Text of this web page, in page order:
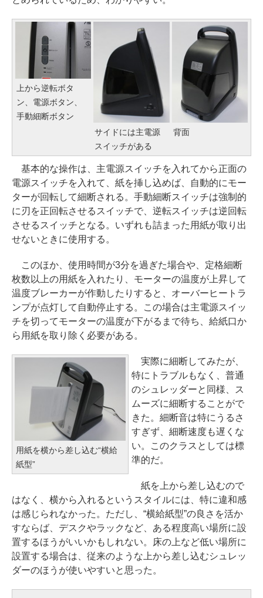
上から逆転ボタ
ン、電源ボタン、
手動細断ボタン
サイドには主電源
スイッチがある
背面
基本的な操作は、主電源スイッチを入れてから正面の
電源スイッチを入れて、紙を挿し込めば、自動的にモー
ターが回転して細断される。手動細断スイッチは強制的
に刃を正回転させるスイッチで、逆転スイッチは逆回転
させるスイッチとなる。いずれも詰まった用紙が取り出
せないときに使用する。
このほか、使用時間が3分を過ぎた場合や、定格細断
枚数以上の用紙を入れたり、モーターの温度が上昇して
温度ブレーカーが作動したりすると、オーバーヒートラ
ンプが点灯して自動停止する。この場合は主電源スイッ
チを切ってモーターの温度が下がるまで待ち、給紙口か
ら用紙を取り除く必要がある。
用紙を横から差し込む“横給
紙型”
実際に細断してみたが、
特にトラブルもなく、普通
のシュレッダーと同様、ス
ムーズに細断することがで
きた。細断音は特にうるさ
すぎず、細断速度も遅くな
い。このクラスとしては標
準的だ。
紙を上から差し込むので
はなく、横から入れるというスタイルには、特に違和感
は感じられなかった。ただし、“横給紙型”の良さを活か
すならば、デスクやラックなど、ある程度高い場所に設
置するほうがいいかもしれない。床の上など低い場所に
設置する場合は、従来のような上から差し込むシュレッ
ダーのほうが使いやすいと思った。